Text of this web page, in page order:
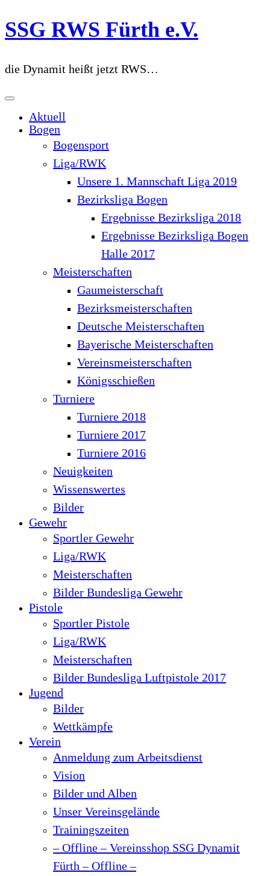
Zum
Inhalt
SSG RWS Fürth e.V.
die Dynamit heißt jetzt RWS…
Aktuell
Bogen
Bogensport
Liga/RWK
Unsere 1. Mannschaft Liga 2019
Bezirksliga Bogen
Ergebnisse Bezirksliga 2018
Ergebnisse Bezirksliga Bogen
Halle 2017
Meisterschaften
Gaumeisterschaft
Bezirksmeisterschaften
Deutsche Meisterschaften
Bayerische Meisterschaften
Vereinsmeisterschaften
Königsschießen
Turniere
Turniere 2018
Turniere 2017
Turniere 2016
Neuigkeiten
Wissenswertes
Bilder
Gewehr
Sportler Gewehr
Liga/RWK
Meisterschaften
Bilder Bundesliga Gewehr
Pistole
Sportler Pistole
Liga/RWK
Meisterschaften
Bilder Bundesliga Luftpistole 2017
Jugend
Bilder
Wettkämpfe
Verein
Anmeldung zum Arbeitsdienst
Vision
Bilder und Alben
Unser Vereinsgelände
Trainingszeiten
– Offline – Vereinsshop SSG Dynamit
Fürth – Offline –